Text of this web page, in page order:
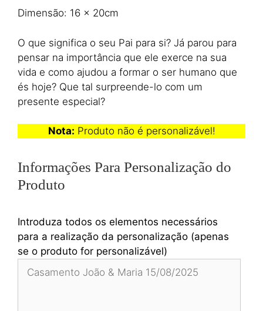
Dimensão: 16 x 20cm
O que significa o seu Pai para si? Já parou para
pensar na importância que ele exerce na sua
vida e como ajudou a formar o ser humano que
és hoje? Que tal surpreende-lo com um
presente especial?
Nota: Produto não é personalizável!
Informações Para Personalização do
Produto
Introduza todos os elementos necessários
para a realização da personalização (apenas
se o produto for personalizável)